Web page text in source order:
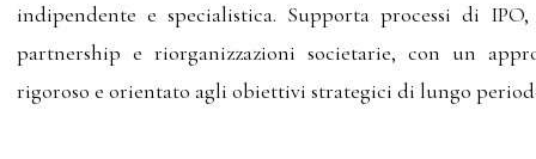
indipendente e specialistica. Supporta processi di
partnership e riorganizzazioni societarie, con un
rigoroso e orientato agli obiettivi strategici di lungo